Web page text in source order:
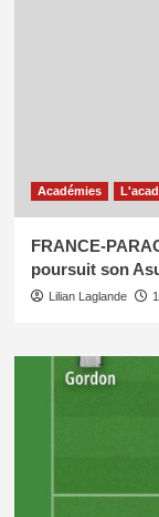
Académies
FRANCE-
poursuit son
Lilian Laglande